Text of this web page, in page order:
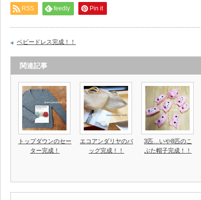
RSS feedly Pin it
ベビードレス完成！！
関連記事
トップダウンのセー
ター完成！
エコアンダリヤのバ
ッグ完成！！
3匹…いや8匹のこ
ぶた帽子完成！！